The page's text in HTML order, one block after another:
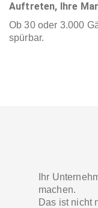
Auftreten, Ihre
Ob 30 oder 3.000
spürbar.
Ihr
machen.
Das ist nicht